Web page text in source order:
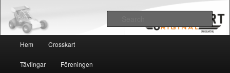
Crosskart Original
Crosskart Original
Skip to primary content
Skip to secondary content
Hem Crosskart
Tävlingar Föreningen